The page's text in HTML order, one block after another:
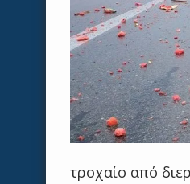
τροχαίο από